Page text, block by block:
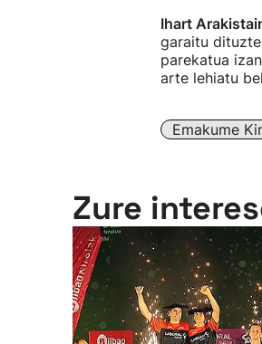
Ihart
garaitu
parekatua
arte lehiatu
Emakume
Zure